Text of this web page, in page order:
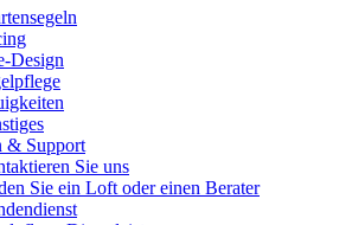
Design
& Support
Sie uns
Sie ein Loft oder einen Berater